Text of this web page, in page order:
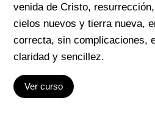
venida de Cristo,
cielos nuevos y tierra nueva,
correcta, sin complicaciones,
claridad y sencillez.
Ver curso